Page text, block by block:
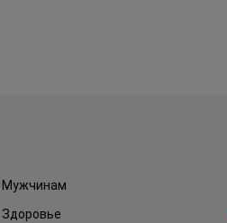
Мужчинам
Здоровье